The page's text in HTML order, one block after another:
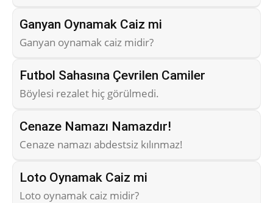
Ganyan Oynamak Caiz mi
Ganyan oynamak caiz midir?
Futbol Sahasına Çevrilen Camiler
Böylesi rezalet hiç görülmedi.
Cenaze Namazı Namazdır!
Cenaze namazı abdestsiz kılınmaz!
Loto Oynamak Caiz mi
Loto oynamak caiz midir?